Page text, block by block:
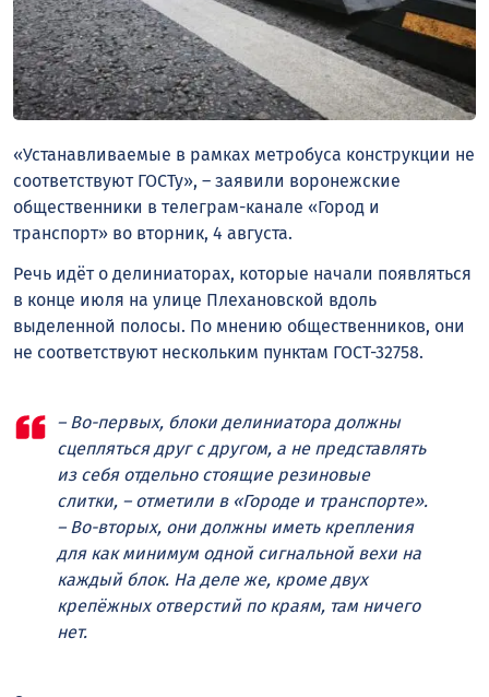
«Устанавливаемые в рамках метробуса конструкции не
соответствуют ГОСТу», – заявили воронежские
общественники в телеграм-канале «Город и
транспорт» во вторник, 4 августа.
Речь идёт о делиниаторах, которые начали появляться
в конце июля на улице Плехановской вдоль
выделенной полосы. По мнению общественников, они
не соответствуют нескольким пунктам ГОСТ-32758.
– Во-первых, блоки делиниатора должны
сцепляться друг с другом, а не представлять
из себя отдельно стоящие резиновые
слитки, – отметили в «Городе и транспорте».
– Во-вторых, они должны иметь крепления
для как минимум одной сигнальной вехи на
каждый блок. На деле же, кроме двух
крепёжных отверстий по краям, там ничего
нет.